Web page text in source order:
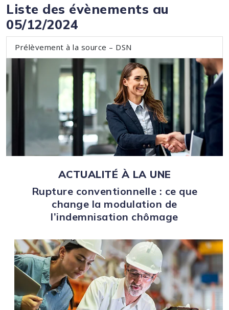
Liste des évènements au
05/12/2024
Prélèvement à la source – DSN
ACTUALITÉ À LA UNE
Rupture conventionnelle : ce que
change la modulation de
l’indemnisation chômage